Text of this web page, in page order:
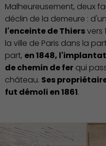
Malheureusement, deux
déclin de la demeure :
l'enceinte de Thiersvers
la ville de Paris dans la
part, en 1848,
de chemin de fer qui
château. Ses
fut démoli en 1861.